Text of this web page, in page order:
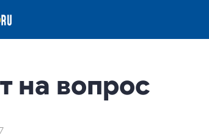
на вопрос